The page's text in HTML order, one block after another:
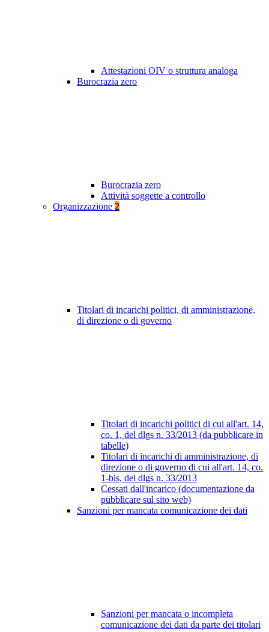
Attestazioni OIV o struttura analoga
Burocrazia zero
Burocrazia zero
Attività soggette a controllo
Organizzazione 2
Titolari di incarichi politici, di amministrazione,
di direzione o di governo
Titolari di incarichi politici di cui all'art. 14,
co. 1, del dlgs n. 33/2013 (da pubblicare in
tabelle)
Titolari di incarichi di amministrazione, di
direzione o di governo di cui all'art. 14, co.
1-bis, del dlgs n. 33/2013
Cessati dall'incarico (documentazione da
pubblicare sul sito web)
Sanzioni per mancata comunicazione dei dati
Sanzioni per mancata o incompleta
comunicazione dei dati da parte dei titolari